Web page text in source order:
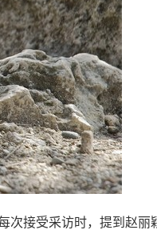
次接受采访时，提到赵丽